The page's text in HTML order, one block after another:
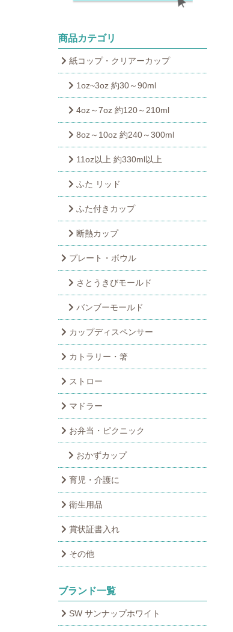
商品カテゴリ
紙コップ・クリアーカップ
1oz~3oz 約30～90ml
4oz～7oz 約120～210ml
8oz～10oz 約240～300ml
11oz以上 約330ml以上
ふた リッド
ふた付きカップ
断熱カップ
プレート・ボウル
さとうきびモールド
バンブーモールド
カップディスペンサー
カトラリー・箸
ストロー
マドラー
お弁当・ピクニック
おかずカップ
育児・介護に
衛生用品
賞状証書入れ
その他
ブランド一覧
SW サンナップホワイト